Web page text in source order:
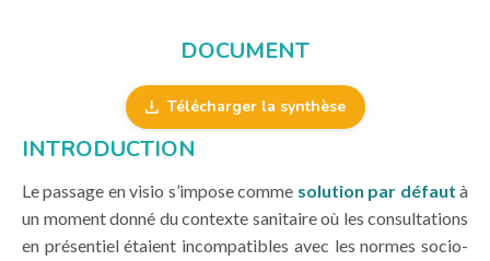
DOCUMENT
Télécharger la synthèse
INTRODUCTION
Le passage en visio s’impose comme solution par défaut à
un moment donné du contexte sanitaire où les consultations
en présentiel étaient incompatibles avec les normes socio-